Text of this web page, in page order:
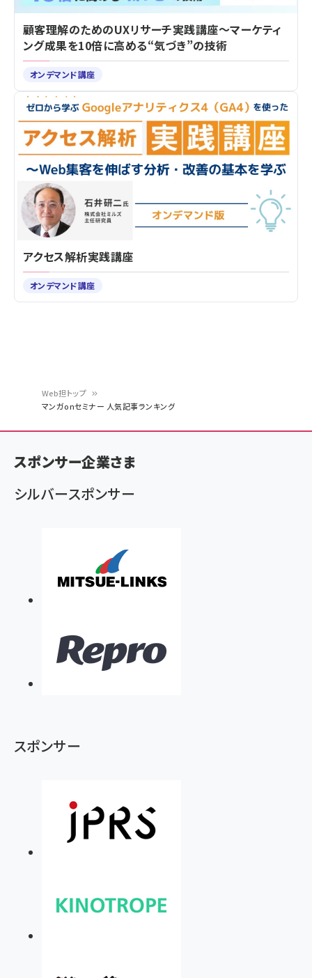
く
ず
Web担トップ
マンガonセミナー 人気記事ランキング
顧客理解のためのUXリサーチ実践講座～マーケティ
ング成果を10倍に高める“気づき”の技術
オンデマンド講座
アクセス解析実践講座
オンデマンド講座
スポンサー企業さま
シルバースポンサー
スポンサー